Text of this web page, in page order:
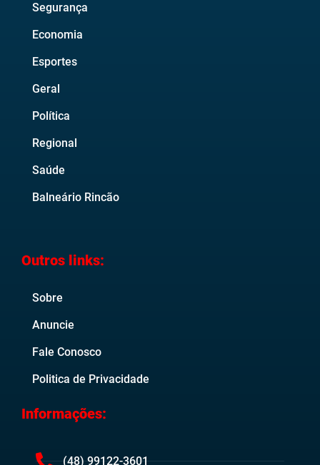
Segurança
Economia
Esportes
Geral
Política
Regional
Saúde
Balneário Rincão
Outros links:
Sobre
Anuncie
Fale Conosco
Politica de Privacidade
Informações:
(48) 99122-3601